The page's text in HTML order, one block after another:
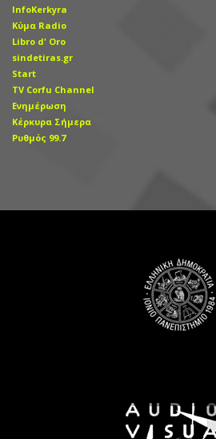
InfoKerkyra
Kύμα Radio
Libro d' Οro
sindetiras.gr
Start
TV Corfu Channel
Ενημέρωση
Κέρκυρα Σήμερα
Ρυθμός 99.7